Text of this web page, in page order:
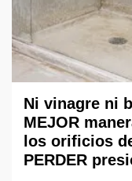
Ni vinagre ni
MEJOR
los orificios
PERDER